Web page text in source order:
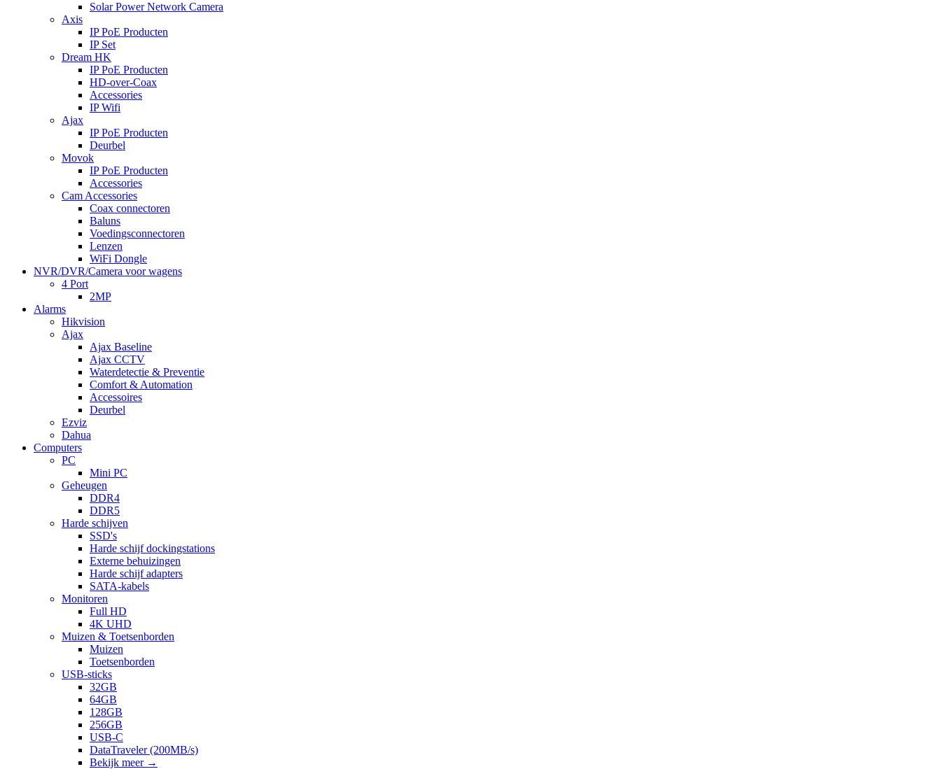
Solar Power Network Camera
Axis
IP PoE Producten
IP Set
Dream HK
IP PoE Producten
HD-over-Coax
Accessories
IP Wifi
Ajax
IP PoE Producten
Deurbel
Movok
IP PoE Producten
Accessories
Cam Accessories
Coax connectoren
Baluns
Voedingsconnectoren
Lenzen
WiFi Dongle
NVR/DVR/Camera voor wagens
4 Port
2MP
Alarms
Hikvision
Ajax
Ajax Baseline
Ajax CCTV
Waterdetectie & Preventie
Comfort & Automation
Accessoires
Deurbel
Ezviz
Dahua
Computers
PC
Mini PC
Geheugen
DDR4
DDR5
Harde schijven
SSD's
Harde schijf dockingstations
Externe behuizingen
Harde schijf adapters
SATA-kabels
Monitoren
Full HD
4K UHD
Muizen & Toetsenborden
Muizen
Toetsenborden
USB-sticks
32GB
64GB
128GB
256GB
USB-C
DataTraveler (200MB/s)
Bekijk meer →